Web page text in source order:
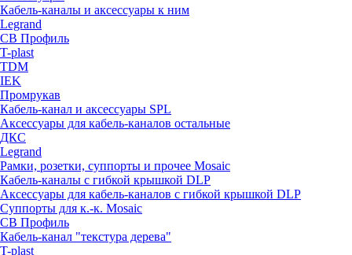
Кабель-каналы и аксессуары к ним
Legrand
СВ Профиль
T-plast
TDM
IEK
Промрукав
Кабель-канал и аксессуары SPL
Аксессуары для кабель-каналов остальные
ДКС
Legrand
Рамки, розетки, суппорты и прочее Mosaic
Кабель-каналы с гибкой крышкой DLP
Аксессуары для кабель-каналов с гибкой крышкой DLP
Суппорты для к.-к. Mosaic
СВ Профиль
Кабель-канал "текстура дерева"
T-plast